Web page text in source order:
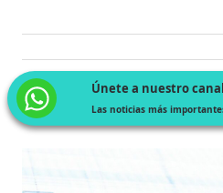
Únete a nuestro
Las noticias más